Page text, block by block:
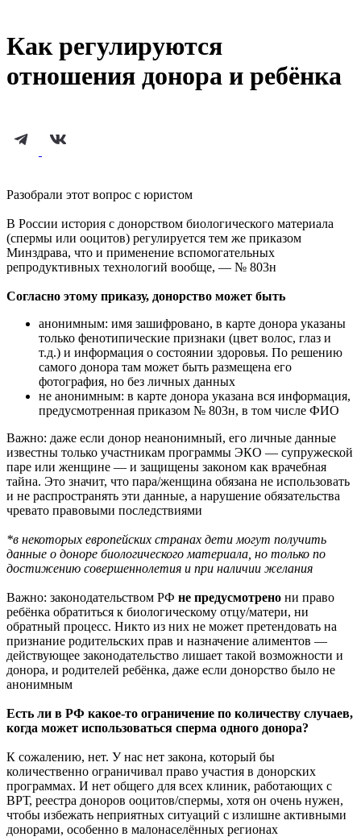
Как регулируются
отношения донора и ребёнка
Разобрали этот вопрос с юристом
В России история с донорством биологического материала
(спермы или ооцитов) регулируется тем же приказом
Минздрава, что и применение вспомогательных
репродуктивных технологий вообще, — № 803н
Согласно этому приказу, донорство может быть
анонимным: имя зашифровано, в карте донора указаны
только фенотипические признаки (цвет волос, глаз и
т.д.) и информация о состоянии здоровья. По решению
самого донора там может быть размещена его
фотография, но без личных данных
не анонимным: в карте донора указана вся информация,
предусмотренная приказом № 803н, в том числе ФИО
Важно: даже если донор неанонимный, его личные данные
известны только участникам программы ЭКО — супружеской
паре или женщине — и защищены законом как врачебная
тайна. Это значит, что пара/женщина обязана не использовать
и не распространять эти данные, а нарушение обязательства
чревато правовыми последствиями
*в некоторых европейских странах дети могут получить
данные о доноре биологического материала, но только по
достижению совершеннолетия и при наличии желания
Важно: законодательством РФ не предусмотрено ни право
ребёнка обратиться к биологическому отцу/матери, ни
обратный процесс. Никто из них не может претендовать на
признание родительских прав и назначение алиментов —
действующее законодательство лишает такой возможности и
донора, и родителей ребёнка, даже если донорство было не
анонимным
Есть ли в РФ какое-то ограничение по количеству случаев,
когда может использоваться сперма одного донора?
К сожалению, нет. У нас нет закона, который бы
количественно ограничивал право участия в донорских
программах. И нет общего для всех клиник, работающих с
ВРТ, реестра доноров ооцитов/спермы, хотя он очень нужен,
чтобы избежать неприятных ситуаций с излишне активными
донорами, особенно в малонаселённых регионах